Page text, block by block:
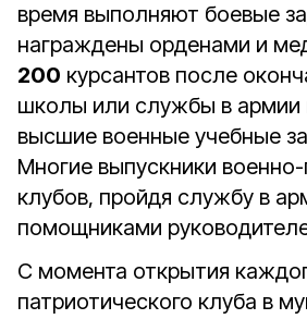
время выполняют боевые
награждены орденами и
200 курсантов после
школы или службы в армии
высшие военные учебные
Многие выпускники
клубов, пройдя службу в
помощниками
С момента открытия
патриотического клуба в